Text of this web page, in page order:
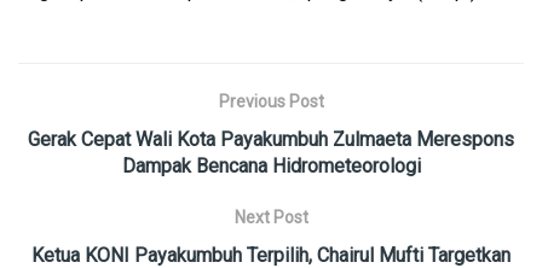
Previous Post
Gerak Cepat Wali Kota Payakumbuh Zulmaeta Merespons
Dampak Bencana Hidrometeorologi
Next Post
Ketua KONI Payakumbuh Terpilih, Chairul Mufti Targetkan